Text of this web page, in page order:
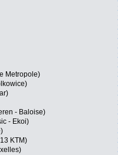
Metropole)
- Baloise)
- Ekoi)
KTM)